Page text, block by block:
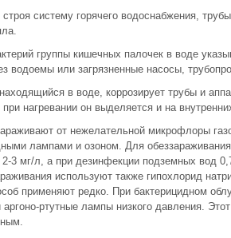
строя систему горячего водоснабжения,
группы кишечных палочек в воде
водоемы или загрязненные насосы,
в воде, коррозирует трубы и
нагревании он выделяется и на
от нежелательной микрофлоры
лампами и озоном. Для
3 мг/л, а при дезинфекции подземных вод
используют также гипохлорид
применяют редко. При бактерицидном
ртутные лампы низкого давления.